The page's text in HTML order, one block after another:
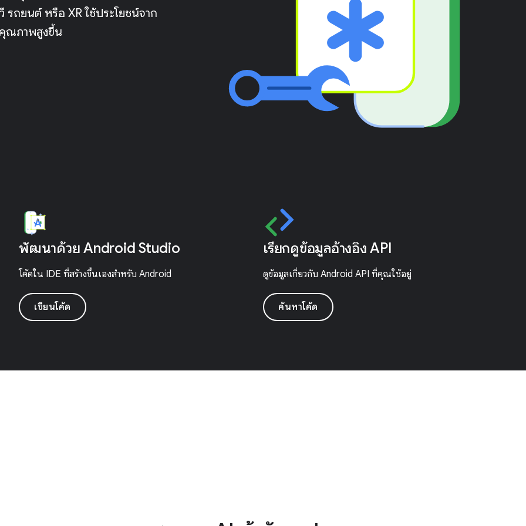
ยนต์ หรือ XR ใช้ประโยชน์จาก
ณภาพสูงขึ้น
พัฒนาด้วย Android Studio
โค้ดใน IDE ที่สร้างขึ้นเองสำหรับ Android
เขียนโค้ด
เรียกดูข้อมูลอ้างอิง API
ดูข้อมูลเกี่ยวกับ Android API ที่คุณใช้อยู่
ค้นหาโค้ด